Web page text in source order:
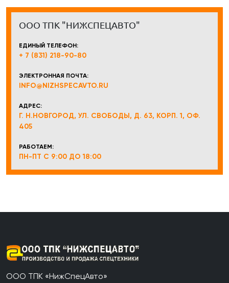
ООО ТПК "НИЖСПЕЦАВТО"
ЕДИНЫЙ ТЕЛЕФОН:
+ 7 (831) 218-90-80
ЭЛЕКТРОННАЯ ПОЧТА:
INFO@NIZHSPECAVTO.RU
АДРЕС:
Г. Н.НОВГОРОД, УЛ. СВОБОДЫ, Д. 63, КОРП. 1, ОФ.
405
РАБОТАЕМ:
ПН-ПТ С 9:00 ДО 18:00
ООО ТПК «НижСпецАвто»